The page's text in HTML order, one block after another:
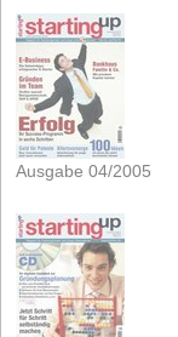
Ausgabe 04/2005